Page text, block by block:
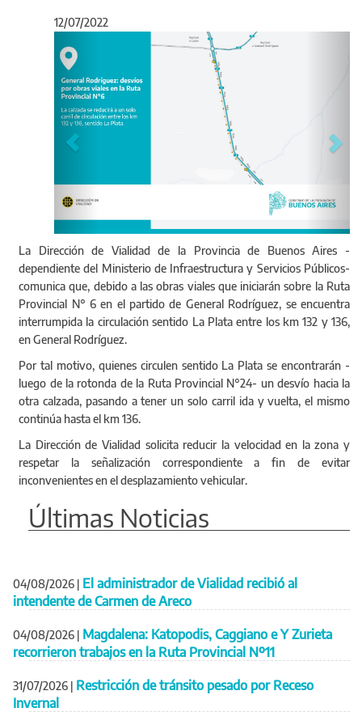
12/07/2022
La Dirección de Vialidad de la Provincia de Buenos Aires -
dependiente del Ministerio de Infraestructura y Servicios Públicos-
comunica que, debido a las obras viales que iniciarán sobre la Ruta
Provincial N° 6 en el partido de General Rodríguez, se encuentra
interrumpida la circulación sentido La Plata entre los km 132 y 136,
en General Rodríguez.
Por tal motivo, quienes circulen sentido La Plata se encontrarán -
luego de la rotonda de la Ruta Provincial N°24- un desvío hacia la
otra calzada, pasando a tener un solo carril ida y vuelta, el mismo
continúa hasta el km 136.
La Dirección de Vialidad solicita reducir la velocidad en la zona y
respetar la señalización correspondiente a fin de evitar
inconvenientes en el desplazamiento vehicular.
Últimas Noticias
04/08/2026 | El administrador de Vialidad recibió al
intendente de Carmen de Areco
04/08/2026 | Magdalena: Katopodis, Caggiano e Y Zurieta
recorrieron trabajos en la Ruta Provincial Nº11
31/07/2026 | Restricción de tránsito pesado por Receso
Invernal